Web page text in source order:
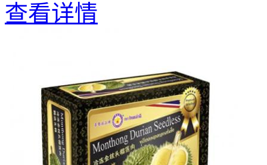
查看详情